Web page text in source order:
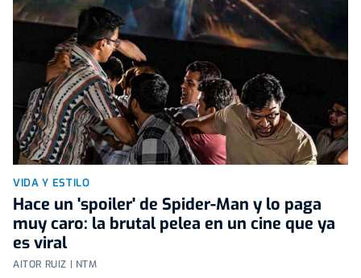
VIDA Y ESTILO
Hace un 'spoiler' de Spider-Man y lo paga
muy caro: la brutal pelea en un cine que ya
es viral
AITOR RUIZ | NTM